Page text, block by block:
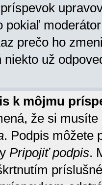
pokiaľ
prečo ho
už
k môjmu
že si
. Podpis môžete
Pripojiť podpis.